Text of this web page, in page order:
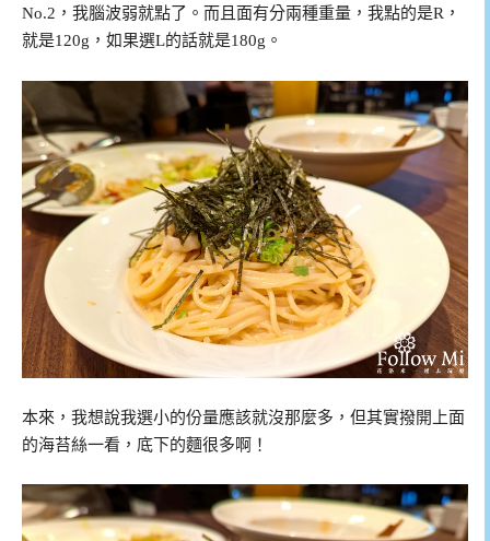
No.2，我腦波弱就點了。而且面有分兩種重量，我點的是R，
就是120g，如果選L的話就是180g。
本來，我想說我選小的份量應該就沒那麼多，但其實撥開上面
的海苔絲一看，底下的麵很多啊！